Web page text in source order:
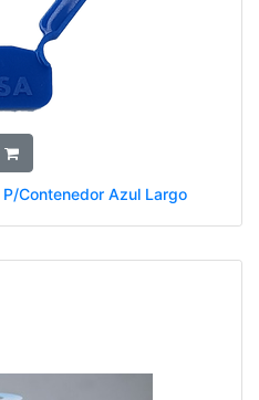
Contenedor Azul Largo